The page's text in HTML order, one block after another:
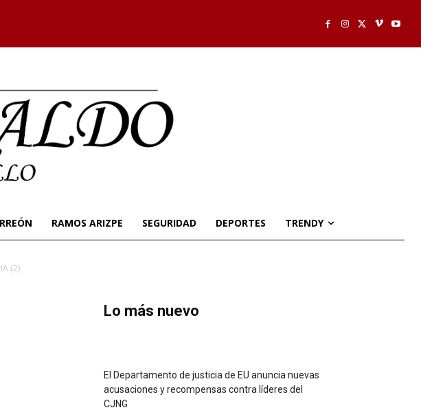
RAMOS ARIZPE SEGURIDAD DEPORTES TRENDY
(2)
Lo más nuevo
El Departamento de justicia de EU anuncia nuevas
acusaciones y recompensas contra líderes del
CJNG